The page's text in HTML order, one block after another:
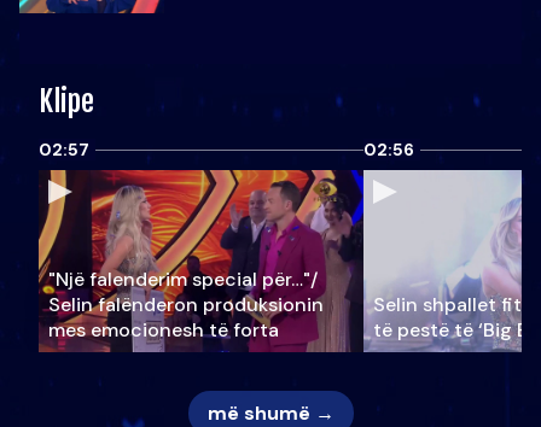
Klipe
02:57
"Një falenderim special për…"/
Selin falënderon produksionin
mes emocionesh të forta
02:56
Selin shpallet
të pestë të ‘Big
më shumë →